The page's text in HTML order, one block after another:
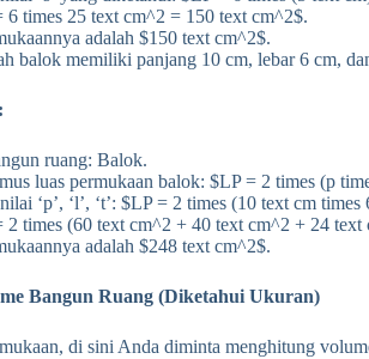
times 25 text cm^2 = 150 text cm^2$.
adalah $150 text cm^2$.
balok memiliki panjang 10 cm, lebar 6 cm,
ruang: Balok.
luas permukaan balok: $LP = 2 times (p
‘p’, ‘l’, ‘t’: $LP = 2 times (10 text cm
times (60 text cm^2 + 40 text cm^2 + 24
adalah $248 text cm^2$.
Bangun Ruang (Diketahui Ukuran)
di sini Anda diminta menghitung